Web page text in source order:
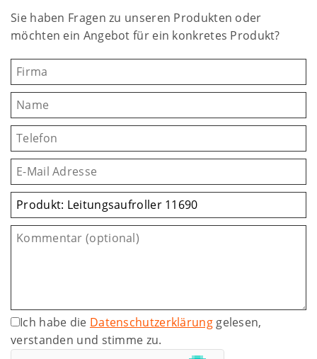
Sie haben Fragen zu unseren Produkten oder
möchten ein Angebot für ein konkretes Produkt?
Ich habe die Datenschutzerklärunggelesen,
verstanden und stimme zu.